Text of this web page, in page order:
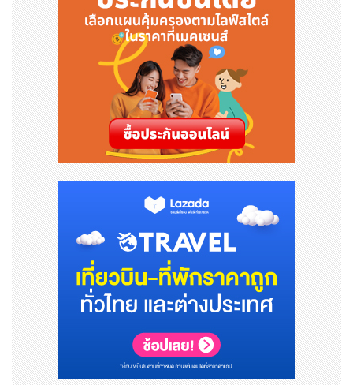
วนหน้า 3) เพิ่มศักยภาพ อปท. และกลไกในระบบนิเวศน์ใกล้ตั
วเด็ก
กองทุนสื่อฯ และ คณะอนุกรรมการด้านสื่อสารเพื่อการพัฒน
าเด็กปฐมวัย จึงขอความร่วมมือร่วมใจจากภาคีเครือข่ายและห
น่วยงานทุกภาคส่วนที่เกี่ยวข้องกับเด็กปฐมวัย ช่วยกันเผยแพ
ร่ประชาสัมพันธ์สื่อวิดีโอทั้ง 6 เรื่อง รวมถึงสื่อรูปแบบอื่นๆ ที่
ผลิตขึ้นในโครงการฯ เพื่อสื่อสารสร้างความตระหนักถึงการฟื้
นฟูและพัฒนาเด็กปฐมวัย ให้ทันสถานการณ์
ติดตามรับชมสื่อวิดีโอชุด “ฟื้นฟูพัฒนาการเด็กปฐมวัย หลังโค
วิด-19” ทั้ง 6 เรื่อง และสามารถดาวน์โหลดสื่อฟื้นฟูพัฒนาก
ารเด็กปฐมวัยรูปแบบหลากหลาย อาทิ e-book, Infograph
ic บทความ เอกสารวิชาการ และรับชมคลิปวิดีโออื่นๆ ได้ที่ ht
tps://ecd-covidrecovery.rlg-ef.com/